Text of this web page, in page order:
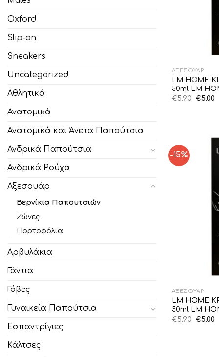
Oxford
Slip-on
Sneakers
Uncategorized
Αθλητικά
Ανατομικά
Ανατομικά και Άνετα Παπούτσια
Ανδρικά Παπούτσια
Ανδρικά Ρούχα
Αξεσουάρ
Βερνίκια Παπουτσιών
Ζώνες
Πορτοφόλια
Αρβυλάκια
Γάντια
Γόβες
Γυναικεία Παπούτσια
Εσπαντρίγιες
Κάλτσες
ΑΞΕΣΟΥΆΡ
LM HOME
50ml LM
€5.90 €5.00
-15%
ΑΞΕΣΟΥΆΡ
LM HOME
50ml LM
€5.90 €5.00